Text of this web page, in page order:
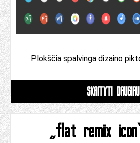
Plokščia spalvinga dizaino
SKAITYTI DAUGIAU
„flat remix